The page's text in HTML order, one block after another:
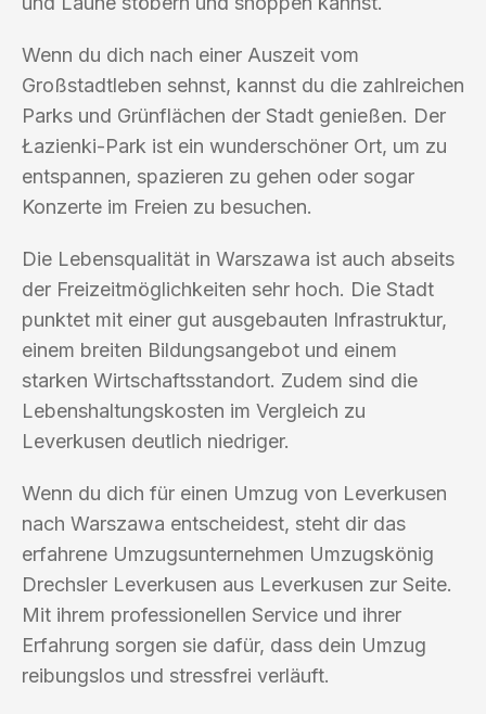
Wenn du dich nach einer Auszeit vom
Großstadtleben sehnst, kannst du die zahlreichen
Parks und Grünflächen der Stadt genießen. Der
Łazienki-Park ist ein wunderschöner Ort, um zu
entspannen, spazieren zu gehen oder sogar
Konzerte im Freien zu besuchen.
Die Lebensqualität in Warszawa ist auch abseits
der Freizeitmöglichkeiten sehr hoch. Die Stadt
punktet mit einer gut ausgebauten Infrastruktur,
einem breiten Bildungsangebot und einem
starken Wirtschaftsstandort. Zudem sind die
Lebenshaltungskosten im Vergleich zu
Leverkusen deutlich niedriger.
Wenn du dich für einen Umzug von Leverkusen
nach Warszawa entscheidest, steht dir das
erfahrene Umzugsunternehmen Umzugskönig
Drechsler Leverkusen aus Leverkusen zur Seite.
Mit ihrem professionellen Service und ihrer
Erfahrung sorgen sie dafür, dass dein Umzug
reibungslos und stressfrei verläuft.